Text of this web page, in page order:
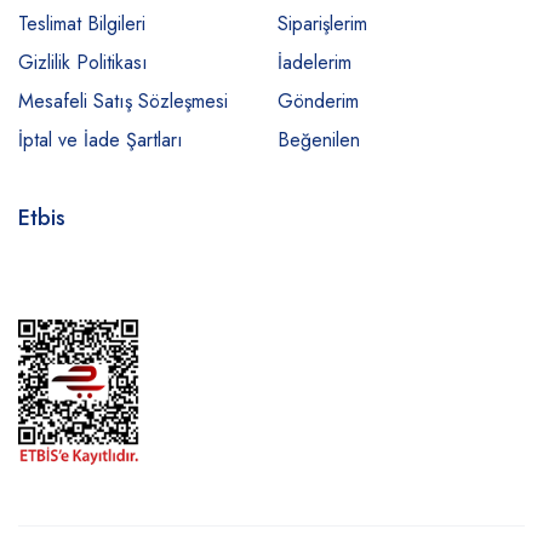
Teslimat Bilgileri
Gizlilik Politikası
Mesafeli Satış Sözleşmesi
İptal ve İade Şartları
Siparişlerim
İadelerim
Gönderim
Beğenilen
Etbis